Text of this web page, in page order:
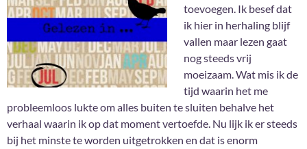
toevoegen. Ik besef dat
ik hier in herhaling blijf
vallen maar lezen gaat
nog steeds vrij
moeizaam. Wat mis ik de
tijd waarin het me
probleemloos lukte om alles buiten te sluiten behalve het
verhaal waarin ik op dat moment vertoefde. Nu lijk ik er steeds
bij het minste te worden uitgetrokken en dat is enorm